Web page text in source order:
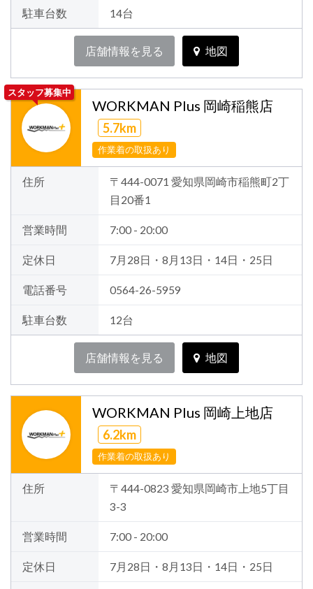
駐車台数 14台
店舗情報を見る 地図
スタッフ募集中
WORKMAN Plus 岡崎稲熊店
5.7km
作業着の取扱あり
住所
〒444-0071 愛知県岡崎市稲熊町2丁
目20番1
営業時間 7:00 - 20:00
定休日 7月28日・8月13日・14日・25日
電話番号 0564-26-5959
駐車台数 12台
店舗情報を見る 地図
WORKMAN Plus 岡崎上地店
6.2km
作業着の取扱あり
住所
〒444-0823 愛知県岡崎市上地5丁目
3-3
営業時間 7:00 - 20:00
定休日 7月28日・8月13日・14日・25日